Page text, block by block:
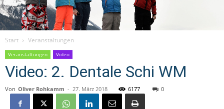
Start Veranstaltungen
Veranstaltungen Video
Video: 2. Dentale Schi WM
Von Oliver Rohkamm - 27. März 2018 6177 0